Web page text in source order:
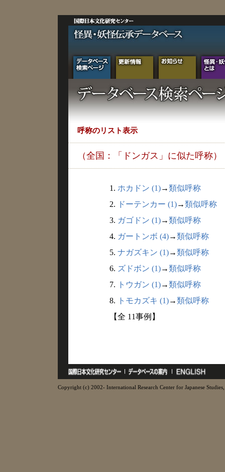
呼称のリスト表示
（全国：「ドンガス」に似た呼称）
1. ホカドン (1)→類似呼称
2. ドーテンカー (1)→類似呼称
3. ガゴドン (1)→類似呼称
4. ガートンボ (4)→類似呼称
5. ナガズキン (1)→類似呼称
6. ズドボン (1)→類似呼称
7.
トウガン (1)→類似呼称
8.
トモカズキ (1)→類似呼称
【全 11事例】
Copyright (c) 2002- International Research Center for Japanese